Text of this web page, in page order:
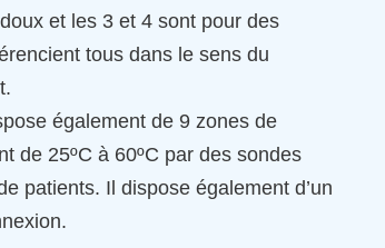
et les 3 et 4 sont pour des
tous dans le sens du
également de 9 zones de
de 25ºC à 60ºC par des sondes
patients. Il dispose également d’un